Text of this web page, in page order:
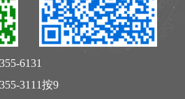
6131
3111按9